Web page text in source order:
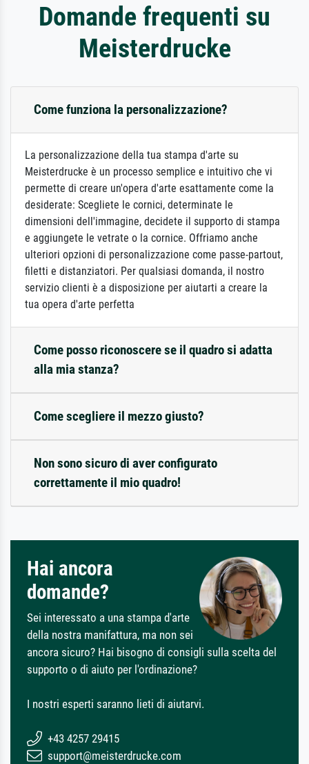
Domande frequenti su
Meisterdrucke
Come funziona la personalizzazione?
La personalizzazione della tua stampa d'arte su
Meisterdrucke è un processo semplice e intuitivo che vi
permette di creare un'opera d'arte esattamente come la
desiderate: Scegliete le cornici, determinate le
dimensioni dell'immagine, decidete il supporto di stampa
e aggiungete le vetrate o la cornice. Offriamo anche
ulteriori opzioni di personalizzazione come passe-partout,
filetti e distanziatori. Per qualsiasi domanda, il nostro
servizio clienti è a disposizione per aiutarti a creare la
tua opera d'arte perfetta
Come posso riconoscere se il quadro si adatta
alla mia stanza?
Come scegliere il mezzo giusto?
Non sono sicuro di aver configurato
correttamente il mio quadro!
Hai ancora
domande?
Sei interessato a una stampa d'arte
della nostra manifattura, ma non sei
ancora sicuro? Hai bisogno di consigli sulla scelta del
supporto o di aiuto per l'ordinazione?
I nostri esperti saranno lieti di aiutarvi.
+43 4257 29415
support@meisterdrucke.com